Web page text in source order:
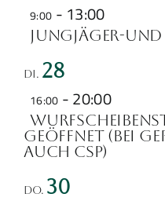
9:00 - 13:00
Jungjäger-und
Di. 28
16:00 -20:00
geöffnet (bei
auch CSP)
Do. 30